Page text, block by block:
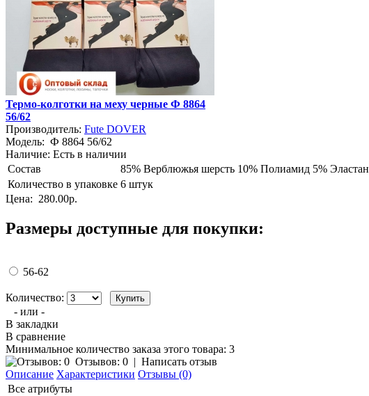
Термо-колготки на меху черные Ф 8864
56/62
Производитель: Fute DOVER
Модель: Ф 8864 56/62
Наличие: Есть в наличии
Состав
85% Верблюжья шерсть 10% Полиамид 5% Эластан
Количество в упаковке 6 штук
Цена: 280.00р.
Размеры доступные для покупки:
56-62
Количество:
- или -
В закладки
В сравнение
Минимальное количество заказа этого товара: 3
Отзывов: 0 | Написать отзыв
Описание Характеристики Отзывы (0)
Все атрибуты